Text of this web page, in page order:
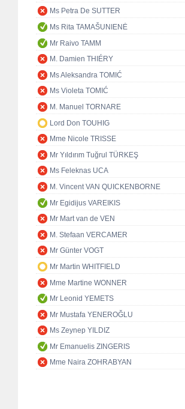
Ms Petra De SUTTER
Ms Rita TAMAŠUNIENĖ
Mr Raivo TAMM
M. Damien THIÉRY
Ms Aleksandra TOMIĆ
Ms Violeta TOMIĆ
M. Manuel TORNARE
Lord Don TOUHIG
Mme Nicole TRISSE
Mr Yıldırım Tuğrul TÜRKEŞ
Ms Feleknas UCA
M. Vincent VAN QUICKENBORNE
Mr Egidijus VAREIKIS
Mr Mart van de VEN
M. Stefaan VERCAMER
Mr Günter VOGT
Mr Martin WHITFIELD
Mme Martine WONNER
Mr Leonid YEMETS
Mr Mustafa YENEROĞLU
Ms Zeynep YILDIZ
Mr Emanuelis ZINGERIS
Mme Naira ZOHRABYAN